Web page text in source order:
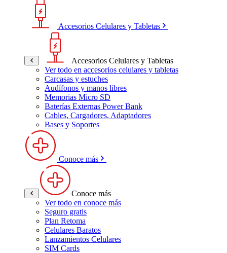
Accesorios Celulares y Tabletas
Accesorios Celulares y Tabletas
Ver todo en accesorios celulares y tabletas
Carcasas y estuches
Audífonos y manos libres
Memorias Micro SD
Baterías Externas Power Bank
Cables, Cargadores, Adaptadores
Bases y Soportes
Conoce más
Conoce más
Ver todo en conoce más
Seguro gratis
Plan Retoma
Celulares Baratos
Lanzamientos Celulares
SIM Cards